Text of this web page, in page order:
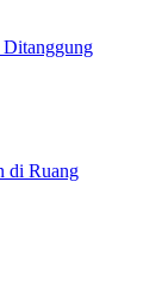
Ditanggung
di Ruang